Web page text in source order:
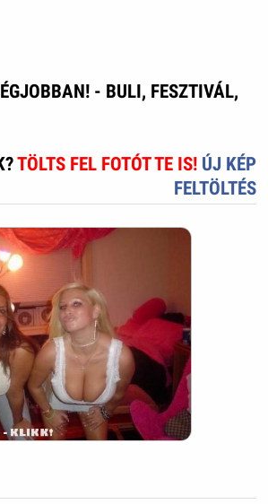
- BULI, FESZTIVÁL,
TÖLTS FEL FOTÓT TE IS! ÚJ KÉP
FELTÖLTÉS